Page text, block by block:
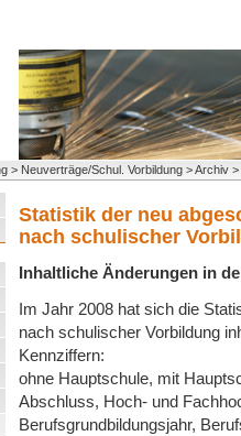
> Neuverträge/Schul. Vorbildung > Archiv
Statistik der neu
nach schulischer
Inhaltliche Änderungen in
Im Jahr 2008 hat sich die
nach schulischer Vorbildung
Kennziffern:
ohne Hauptschule, mit
Abschluss, Hoch- und
Berufsgrundbildungsjahr,